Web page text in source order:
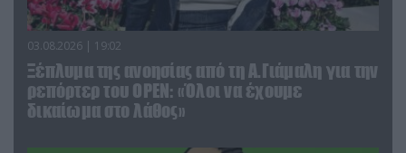
03.08.2026 | 19:02
Ξέπλυμα της ανοησίας από τη Α.Γιάμαλη για την
ρεπόρτερ του ΟΡΕΝ: «Όλοι να έχουμε
δικαίωμα στο λάθος»